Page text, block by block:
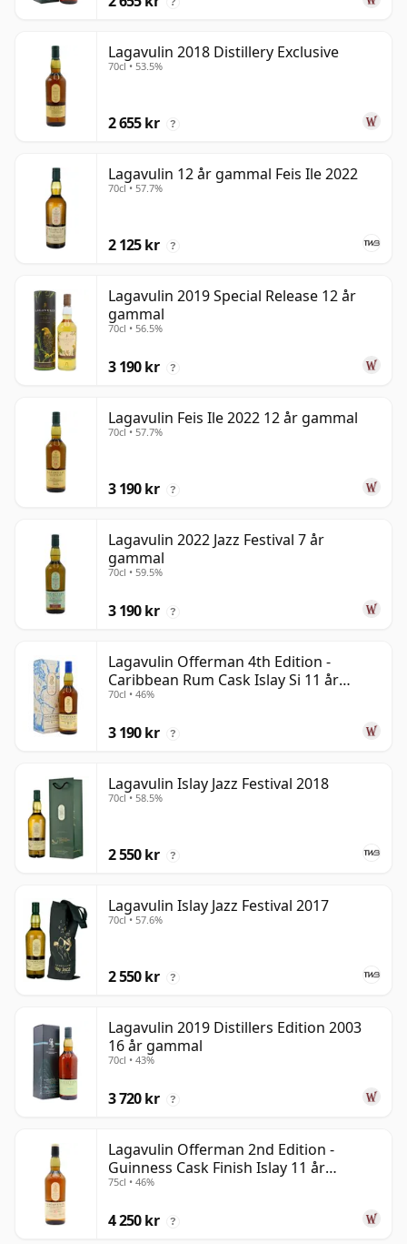
Lagavulin 2018 Distillery Exclusive
70cl • 53.5%
2 655 kr ?
Lagavulin 12 år gammal Feis Ile 2022
70cl • 57.7%
2 125 kr ?
Lagavulin 2019 Special Release 12 år
gammal
70cl • 56.5%
3 190 kr ?
Lagavulin Feis Ile 2022 12 år gammal
70cl • 57.7%
3 190 kr ?
Lagavulin 2022 Jazz Festival 7 år
gammal
70cl • 59.5%
3 190 kr ?
Lagavulin Offerman 4th Edition -
Caribbean Rum Cask Islay Si 11 år
gammal
70cl • 46%
3 190 kr ?
Lagavulin Islay Jazz Festival 2018
70cl • 58.5%
2 550 kr ?
Lagavulin Islay Jazz Festival 2017
70cl • 57.6%
2 550 kr ?
Lagavulin 2019 Distillers Edition 2003
16 år gammal
70cl • 43%
3 720 kr ?
Lagavulin Offerman 2nd Edition -
Guinness Cask Finish Islay 11 år
gammal
75cl • 46%
4 250 kr ?